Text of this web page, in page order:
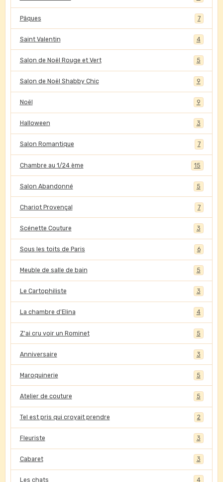
Pâques 7
Saint Valentin 4
Salon de Noël Rouge et Vert 5
Salon de Noël Shabby Chic 9
Noël 9
Halloween 3
Salon Romantique 7
Chambre au 1/24 ème 15
Salon Abandonné 5
Chariot Provençal 7
Scénette Couture 3
Sous les toits de Paris 6
Meuble de salle de bain 5
Le Cartophiliste 3
La chambre d'Elina 4
Z'ai cru voir un Rominet 5
Anniversaire 3
Maroquinerie 5
Atelier de couture 5
Tel est pris qui croyait prendre 2
Fleuriste 3
Cabaret 3
Les chats 4